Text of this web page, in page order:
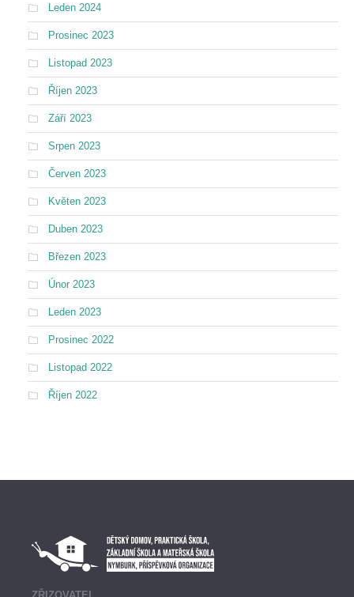
Leden 2024
Prosinec 2023
Listopad 2023
Říjen 2023
Září 2023
Srpen 2023
Červen 2023
Květen 2023
Duben 2023
Březen 2023
Únor 2023
Leden 2023
Prosinec 2022
Listopad 2022
Říjen 2022